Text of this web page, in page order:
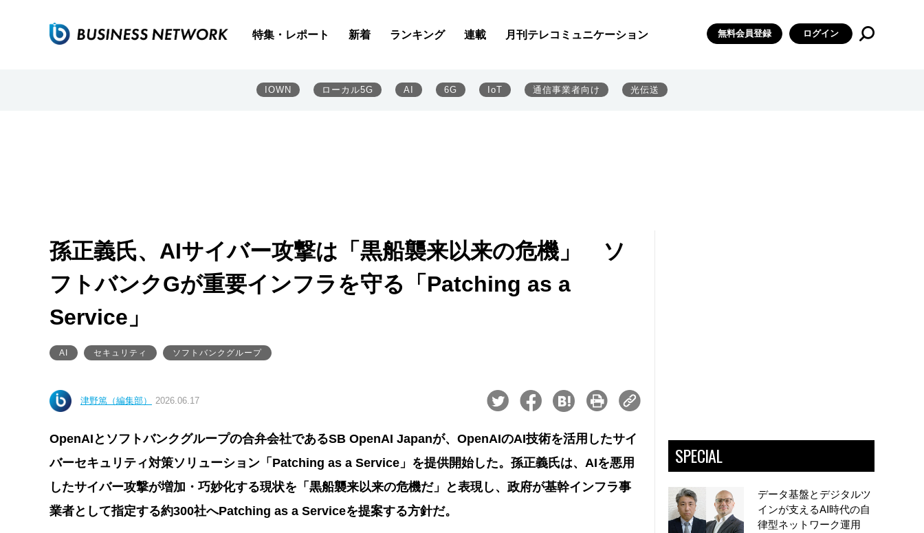
特集・レポート 新着 ランキング 連載 月刊テレコミュニケーション 無料会員登録 ログイン
IOWN ローカル5G AI 6G IoT 通信事業者向け 光伝送
孫正義氏、AIサイバー攻撃は「黒船襲来以来の危機」 ソ
フトバンクGが重要インフラを守る「Patching as a
Service」
AI セキュリティ ソフトバンクグループ
津野篤（編集部） 2026.06.17
OpenAIとソフトバンクグループの合弁会社であるSB OpenAI Japanが、OpenAIのAI技術を活用したサイ
バーセキュリティ対策ソリューション「Patching as a Service」を提供開始した。孫正義氏は、AIを悪用
したサイバー攻撃が増加・巧妙化する現状を「黒船襲来以来の危機だ」と表現し、政府が基幹インフラ事
業者として指定する約300社へPatching as a Serviceを提案する方針だ。
SPECIAL
データ基盤とデジタルツ
インが支えるAI時代の自
律型ネットワーク運用